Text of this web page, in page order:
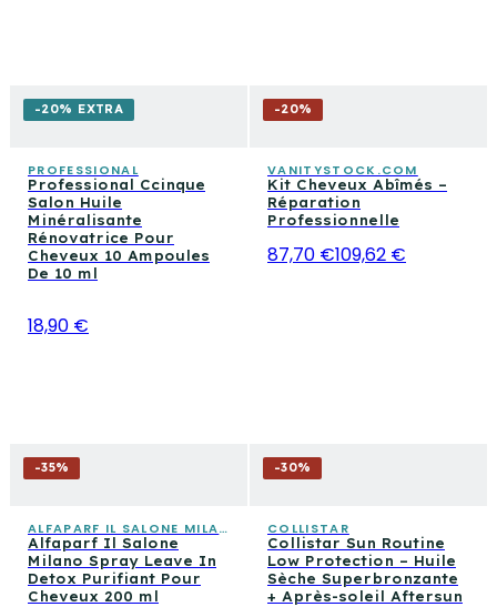
-20% EXTRA
PROFESSIONAL
Professional Ccinque
Salon Huile
Minéralisante
Rénovatrice Pour
Cheveux 10 Ampoules
De 10 ml
18,90 €
-20%
VANITYSTOCK.COM
Kit Cheveux Abîmés –
Réparation
Professionnelle
87,70 €109,62 €
-35%
ALFAPARF IL SALONE MILANO
Alfaparf Il Salone
Milano Spray Leave In
Detox Purifiant Pour
Cheveux 200 ml
-30%
COLLISTAR
Collistar Sun Routine
Low Protection – Huile
Sèche Superbronzante
+ Après-soleil Aftersun